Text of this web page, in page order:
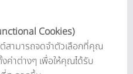
Cookies)
ต์สามารถจดจำตัวเลือกที่คุณ
ค่าต่างๆ เพื่อให้คุณได้รับ